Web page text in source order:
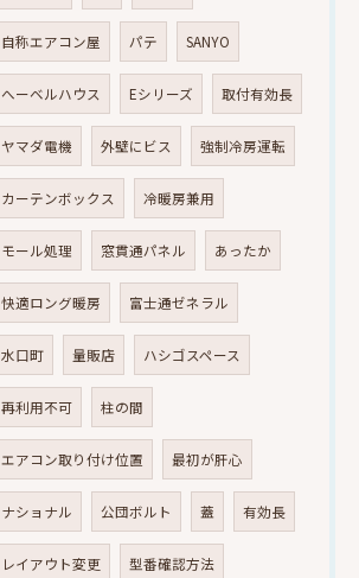
自称エアコン屋 パテ SANYO
へーベルハウス Eシリーズ 取付有効長
ヤマダ電機 外壁にビス 強制冷房運転
カーテンボックス 冷暖房兼用
モール処理 窓貫通パネル あったか
快適ロング暖房 富士通ゼネラル
水口町 量販店 ハシゴスペース
再利用不可 柱の間
エアコン取り付け位置 最初が肝心
ナショナル 公団ボルト 蓋 有効長
レイアウト変更 型番確認方法